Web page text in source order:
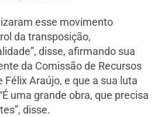
esse movimento
da transposição,
disse, afirmando sua
da Comissão de Recursos
Félix Araújo, e que a sua luta
uma grande obra, que precisa
disse.